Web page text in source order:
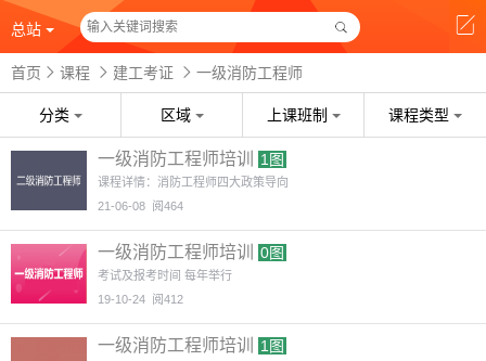
总站
首页 课程 建工考证 一级消防工程师
分类 区域 上课班制 课程类型
一级消防工程师培训 1图
课程详情：消防工程师四大政策导向
21-06-08 阅464
一级消防工程师培训 0图
考试及报考时间 每年举行
19-10-24 阅412
一级消防工程师培训 1图